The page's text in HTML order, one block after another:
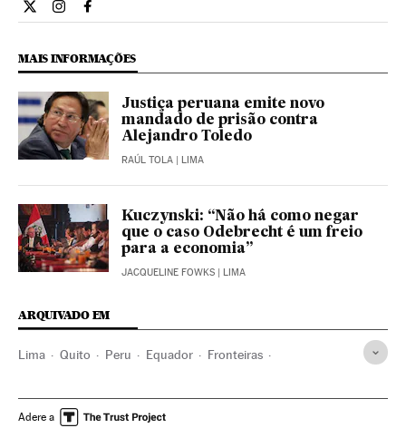
Internacional El País Brasil en Twitter
Internacional El País Brasil en Instagram
Internacional El País Brasil en Facebook
MAIS INFORMAÇÕES
Justiça peruana emite novo
mandado de prisão contra
Alejandro Toledo
RAÚL TOLA | LIMA
Kuczynski: “Não há como negar
que o caso Odebrecht é um freio
para a economia”
JACQUELINE FOWKS | LIMA
ARQUIVADO EM
Lima Quito Peru Equador Fronteiras
Delitos contra saúde pública
Adere a